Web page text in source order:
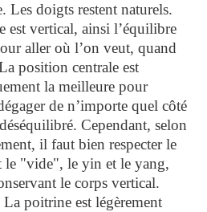
Les doigts restent naturels.
est vertical, ainsi l’équilibre
aller où l’on veut, quand
position centrale est
la meilleure pour
de n’importe quel côté
Cependant, selon
il faut bien respecter le
le "vide", le yin et le yang,
le corps vertical.
La poitrine est légèrement